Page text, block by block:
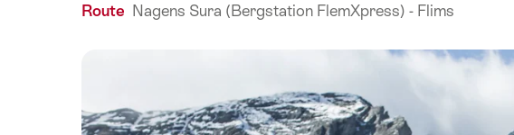
Route Nagens Sura (Bergstation FlemXpress) - Flims